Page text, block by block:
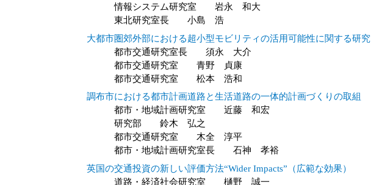
情報システム研究室 岩永 和大
東北研究室長 小島 浩
大都市圏郊外部における超小型モビリティの活用可能性に関する研究
都市交通研究室長 須永 大介
都市交通研究室 青野 貞康
都市交通研究室 松本 浩和
調布市における都市計画道路と生活道路の一体的計画づくりの取組
都市・地域計画研究室 近藤 和宏
研究部 鈴木 弘之
都市交通研究室 木全 淳平
都市・地域計画研究室長 石神 孝裕
英国の交通投資の新しい評価方法“Wider Impacts”（広範な効果）
道路・経済社会研究室 樋野 誠一